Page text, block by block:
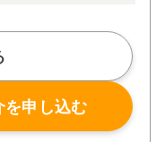
私たちは、全てのお
だきたいという想い
ンを作り、世界でた
ンテーションを大切
を申し込む